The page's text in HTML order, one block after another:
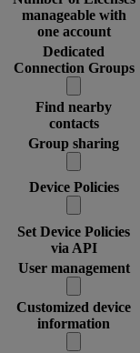
manageable with
one account
Dedicated
Connection Groups
Find nearby
contacts
Group sharing
Device Policies
Set Device Policies
via API
User management
Customized device
information